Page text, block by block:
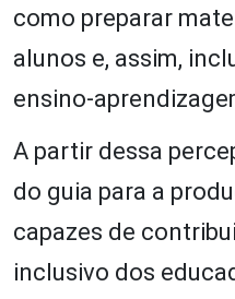
como preparar
alunos e, assim,
ensino-
A partir dessa
do guia para a
capazes de
inclusivo dos